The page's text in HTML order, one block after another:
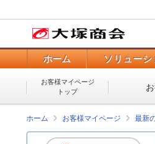
ホーム ソリュー
お客様マイページ
トップ
ホーム お客様マイページ 最新